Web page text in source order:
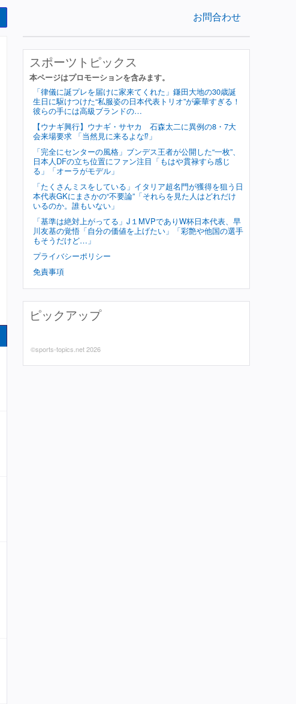
お問合わせ
スポーツトピックス
本ページはプロモーションを含みます。
「律儀に誕プレを届けに家来てくれた」鎌田大地の30歳誕
生日に駆けつけた“私服姿の日本代表トリオ”が豪華すぎる！
彼らの手には高級ブランドの…
【ウナギ興行】ウナギ・サヤカ 石森太二に異例の8・7大
会来場要求 「当然見に来るよな⁉」
「完全にセンターの風格」ブンデス王者が公開した“一枚”、
日本人DFの立ち位置にファン注目「もはや貫禄すら感じ
る」「オーラがモデル」
「たくさんミスをしている」イタリア超名門が獲得を狙う日
本代表GKにまさかの“不要論”「それらを見た人はどれだけ
いるのか。誰もいない」
「基準は絶対上がってる」J１MVPでありW杯日本代表、早
川友基の覚悟「自分の価値を上げたい」「彩艶や他国の選手
もそうだけど…」
プライバシーポリシー
免責事項
ピックアップ
©sports-topics.net 2026